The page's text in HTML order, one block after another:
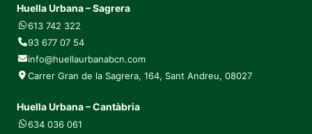
Huella Urbana – Sagrera
613 742 322
93 677 07 54
info@huellaurbanabcn.com
Carrer Gran de la Sagrera, 164, Sant Andreu, 08027
Huella Urbana – Cantàbria
634 036 061